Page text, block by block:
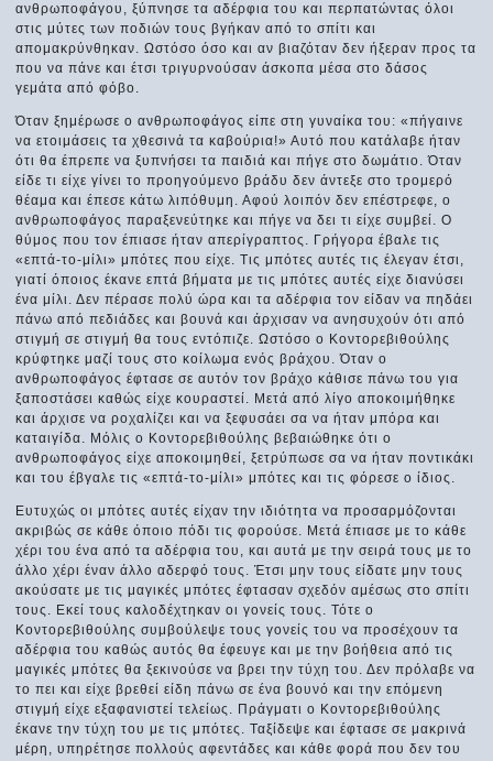
ανθρωποφάγου, ξύπνησε τα αδέρφια του και περπατώντας όλοι
στις μύτες των ποδιών τους βγήκαν από το σπίτι και
απομακρύνθηκαν. Ωστόσο όσο και αν βιαζόταν δεν ήξεραν προς τα
που να πάνε και έτσι τριγυρνούσαν άσκοπα μέσα στο δάσος
γεμάτα από φόβο.
Όταν ξημέρωσε ο ανθρωποφάγος είπε στη γυναίκα του: «πήγαινε
να ετοιμάσεις τα χθεσινά τα καβούρια!» Αυτό που κατάλαβε ήταν
ότι θα έπρεπε να ξυπνήσει τα παιδιά και πήγε στο δωμάτιο. Όταν
είδε τι είχε γίνει το προηγούμενο βράδυ δεν άντεξε στο τρομερό
θέαμα και έπεσε κάτω λιπόθυμη. Αφού λοιπόν δεν επέστρεφε, ο
ανθρωποφάγος παραξενεύτηκε και πήγε να δει τι είχε συμβεί. Ο
θύμος που τον έπιασε ήταν απερίγραπτος. Γρήγορα έβαλε τις
«επτά-το-μίλι» μπότες που είχε. Τις μπότες αυτές τις έλεγαν έτσι,
γιατί όποιος έκανε επτά βήματα με τις μπότες αυτές είχε διανύσει
ένα μίλι. Δεν πέρασε πολύ ώρα και τα αδέρφια τον είδαν να πηδάει
πάνω από πεδιάδες και βουνά και άρχισαν να ανησυχούν ότι από
στιγμή σε στιγμή θα τους εντόπιζε. Ωστόσο ο Κοντορεβιθούλης
κρύφτηκε μαζί τους στο κοίλωμα ενός βράχου. Όταν ο
ανθρωποφάγος έφτασε σε αυτόν τον βράχο κάθισε πάνω του για
ξαποστάσει καθώς είχε κουραστεί. Μετά από λίγο αποκοιμήθηκε
και άρχισε να ροχαλίζει και να ξεφυσάει σα να ήταν μπόρα και
καταιγίδα. Μόλις ο Κοντορεβιθούλης βεβαιώθηκε ότι ο
ανθρωποφάγος είχε αποκοιμηθεί, ξετρύπωσε σα να ήταν ποντικάκι
και του έβγαλε τις «επτά-το-μίλι» μπότες και τις φόρεσε ο ίδιος.
Ευτυχώς οι μπότες αυτές είχαν την ιδιότητα να προσαρμόζονται
ακριβώς σε κάθε όποιο πόδι τις φορούσε. Μετά έπιασε με το κάθε
χέρι του ένα από τα αδέρφια του, και αυτά με την σειρά τους με το
άλλο χέρι έναν άλλο αδερφό τους. Έτσι μην τους είδατε μην τους
ακούσατε με τις μαγικές μπότες έφτασαν σχεδόν αμέσως στο σπίτι
τους. Εκεί τους καλοδέχτηκαν οι γονείς τους. Τότε ο
Κοντορεβιθούλης συμβούλεψε τους γονείς του να προσέχουν τα
αδέρφια του καθώς αυτός θα έφευγε και με την βοήθεια από τις
μαγικές μπότες θα ξεκινούσε να βρει την τύχη του. Δεν πρόλαβε να
το πει και είχε βρεθεί είδη πάνω σε ένα βουνό και την επόμενη
στιγμή είχε εξαφανιστεί τελείως. Πράγματι ο Κοντορεβιθούλης
έκανε την τύχη του με τις μπότες. Ταξίδεψε και έφτασε σε μακρινά
μέρη, υπηρέτησε πολλούς αφεντάδες και κάθε φορά που δεν του